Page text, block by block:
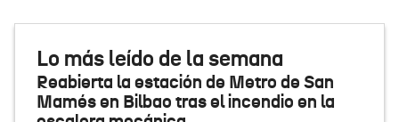
Lo más leído de la semana
Reabierta la estación de Metro de San
Mamés en Bilbao tras el incendio en la